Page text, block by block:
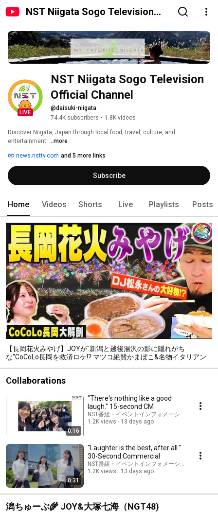
NST Niigata Sogo Television
LIVE
NST Niigata Sogo Television
Official Channel
@daisuki-niigata
74.4K subscribers • 1.8K videos
Discover Niigata, Japan through local food, travel, culture, and
entertainment. ...more
news.nsttv.com and 5 more links
Subscribe
Home Videos Shorts Live Playlists Posts
【長岡花火みやげ】JOYが"新潟と越後湯沢の影に隠れがち
な"CoCoLo長岡を救済ロケ!? マツコ絶賛かまぼこ&名物イタリアン
Collaborations
0:16
"There's nothing like a good
laugh." 15-second CM
NST番組・イベントインフォメーション and
1.2K views
13 days ago
0:31
"Laughter is the best, after all."
30-Second Commercial
NST番組・イベントインフォメーション and
1.2K views
13 days ago
潟ちゅーぶ🌾 JOY&大塚七海（NGT48)